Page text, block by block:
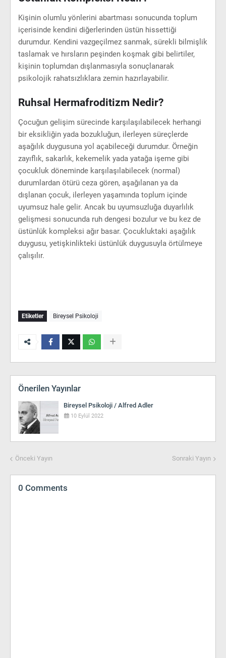
Kişinin olumlu yönlerini abartması sonucunda toplum
içerisinde kendini diğerlerinden üstün hissettiği
durumdur. Kendini vazgeçilmez sanmak, sürekli bilmişlik
taslamak ve hırsların peşinden koşmak gibi belirtiler,
kişinin toplumdan dışlanmasıyla sonuçlanarak
psikolojik rahatsızlıklara zemin hazırlayabilir.
Ruhsal Hermafroditizm Nedir?
Çocuğun gelişim sürecinde karşılaşılabilecek herhangi
bir eksikliğin yada bozukluğun, ilerleyen süreçlerde
aşağılık duygusuna yol açabileceği durumdur. Örneğin
zayıflık, sakarlık, kekemelik yada yatağa işeme gibi
çocukluk döneminde karşılaşılabilecek (normal)
durumlardan ötürü ceza gören, aşağılanan ya da
dışlanan çocuk, ilerleyen yaşamında toplum içinde
uyumsuz hale gelir. Ancak bu uyumsuzluğa duyarlılık
gelişmesi sonucunda ruh dengesi bozulur ve bu kez de
üstünlük kompleksi ağır basar. Çocukluktaki aşağılık
duygusu, yetişkinlikteki üstünlük duygusuyla örtülmeye
çalışılır.
Etiketler Bireysel Psikoloji
Önerilen Yayınlar
Bireysel Psikoloji / Alfred Adler
10 Eylül 2022
Önceki Yayın Sonraki Yayın
0 Comments